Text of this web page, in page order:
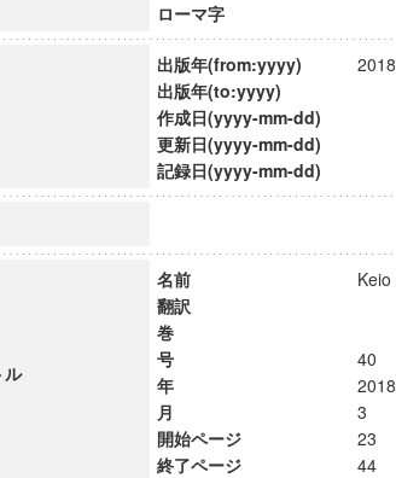
感性の先端的教育研究拠点
会発展のサイエンス」
ローマ字
出版年(from:yyyy)
出版年(to:yyyy)
作成日(yyyy-mm-dd)
更新日(yyyy-mm-dd)
記録日(yyyy-mm-dd)
ル
名前
翻訳
巻
号
40
年
月
3
開始ページ
23
終了ページ
44